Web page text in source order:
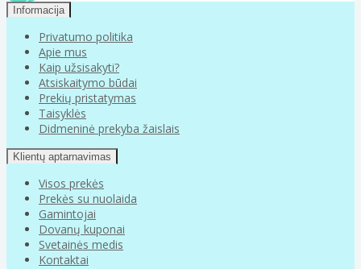
Informacija
Privatumo politika
Apie mus
Kaip užsisakyti?
Atsiskaitymo būdai
Prekių pristatymas
Taisyklės
Didmeninė prekyba žaislais
Klientų aptarnavimas
Visos prekės
Prekės su nuolaida
Gamintojai
Dovanų kuponai
Svetainės medis
Kontaktai